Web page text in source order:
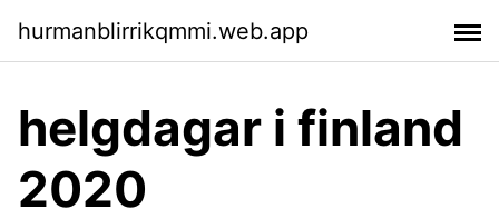
hurmanblirrikqmmi.web.app
helgdagar i finland
2020